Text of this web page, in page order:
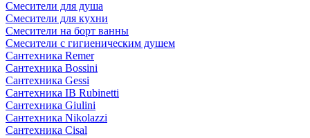
Смесители для душа
Смесители для кухни
Смесители на борт ванны
Смесители с гигиеническим душем
Сантехника Remer
Сантехника Bossini
Сантехника Gessi
Сантехника IB Rubinetti
Сантехника Giulini
Сантехника Nikolazzi
Сантехника Cisal